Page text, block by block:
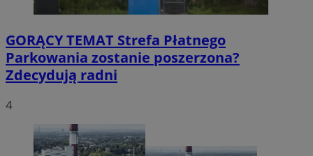
GORĄCY TEMAT Strefa Płatnego
Parkowania zostanie poszerzona?
Zdecydują radni
4